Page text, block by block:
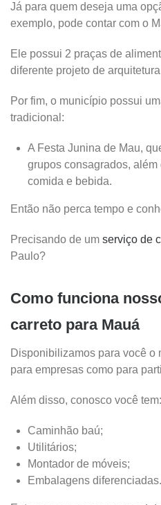
Já para quem deseja uma
exemplo, pode contar com o
Ele possui 2 praças de
diferente projeto de
Por fim, o município possui
tradicional:
A Festa Junina de Mau,
grupos consagrados,
comida e bebida.
Então não perca tempo e
Precisando de um serviço de
Paulo?
Como funciona
carreto para Mauá
Disponibilizamos para você o
para empresas como para
Além disso, conosco você tem:
Caminhão baú;
Utilitários;
Montador de móveis;
Embalagens diferenciadas.